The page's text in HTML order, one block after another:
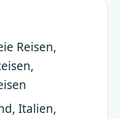
Reisen,
Italien,